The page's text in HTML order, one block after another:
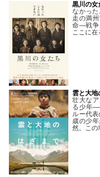
黒川の
なかっ
走の満
命―戦争
ここに在
雲と大
壮大な
る少年
ルー代
歳の少
然。この